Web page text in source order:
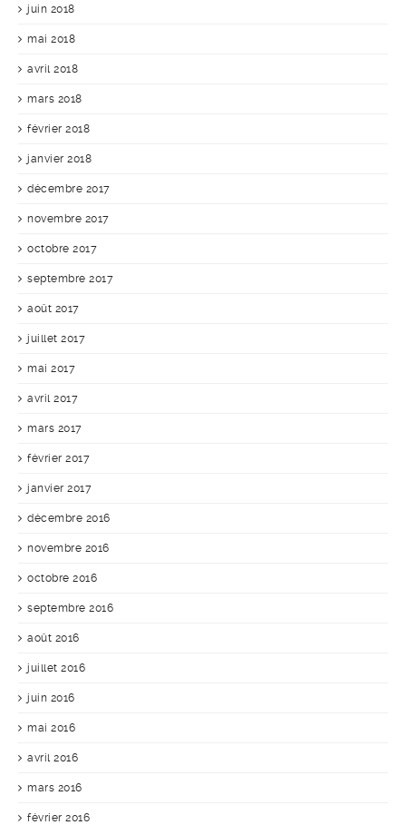
juin 2018
mai 2018
avril 2018
mars 2018
février 2018
janvier 2018
décembre 2017
novembre 2017
octobre 2017
septembre 2017
août 2017
juillet 2017
mai 2017
avril 2017
mars 2017
février 2017
janvier 2017
décembre 2016
novembre 2016
octobre 2016
septembre 2016
août 2016
juillet 2016
juin 2016
mai 2016
avril 2016
mars 2016
février 2016